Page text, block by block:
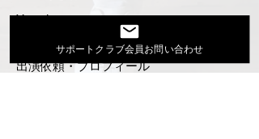
Youtube
出演依頼・プロフィール
サポートクラブ会員お問い合わせ